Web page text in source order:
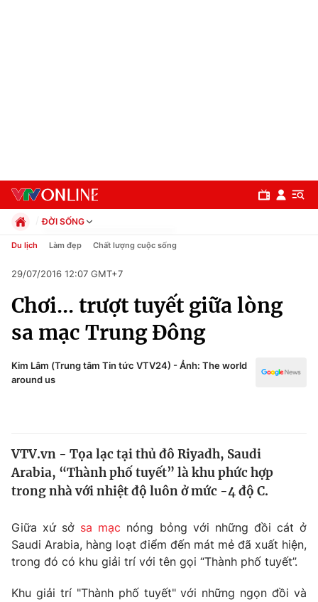
Chuyên mục
Xã hội
Y tế
Thế giới
Thế giới đó đây
Kinh tế
Tài chính
Thị trường
Dữ liệu và đời sống
ĐỜI SỐNG
Chính trị
Pháp luật
Kinh tế
Thể thao
Truyền hình
Y tế
Du lịch Làm đẹp Chất lượng cuộc sống
29/07/2016 12:07 GMT+7
Chơi... trượt tuyết giữa lòng
sa mạc Trung Đông
Kim Lâm (Trung tâm Tin tức VTV24) - Ảnh: The world
around us
VTV.vn - Tọa lạc tại thủ đô Riyadh, Saudi
Arabia, “Thành phố tuyết” là khu phức hợp
trong nhà với nhiệt độ luôn ở mức -4 độ C.
Giữa xứ sở sa mạc nóng bỏng với những đồi cát ở
Saudi Arabia, hàng loạt điểm đến mát mẻ đã xuất hiện,
trong đó có khu giải trí với tên gọi “Thành phố tuyết”.
Khu giải trí "Thành phố tuyết" với những ngọn đồi và